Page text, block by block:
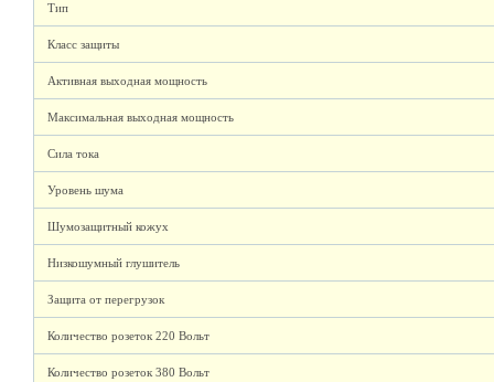
Тип
Класс защиты
Активная выходная мощность
Максимальная выходная мощность
Сила тока
Уровень шума
Шумозащитный кожух
Низкошумный глушитель
Защита от перегрузок
Количество розеток 220 Вольт
Количество розеток 380 Вольт